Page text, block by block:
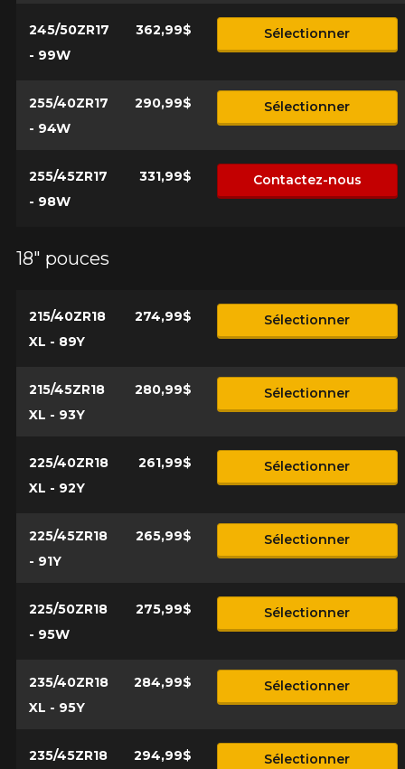
245/50ZR17
- 99W
362,99$ Sélectionner
255/40ZR17
- 94W
290,99$ Sélectionner
255/45ZR17
- 98W
331,99$ Contactez-nous
18" pouces
215/40ZR18
XL - 89Y
274,99$ Sélectionner
215/45ZR18
XL - 93Y
280,99$ Sélectionner
225/40ZR18
XL - 92Y
261,99$ Sélectionner
225/45ZR18
- 91Y
265,99$ Sélectionner
225/50ZR18
- 95W
275,99$ Sélectionner
235/40ZR18
XL - 95Y
284,99$ Sélectionner
235/45ZR18
294,99$ Sélectionner